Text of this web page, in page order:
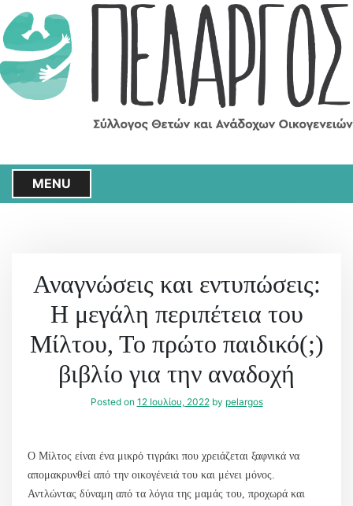
k
p
t
MENU
Αναγνώσεις και εντυπώσεις:
Η μεγάλη περιπέτεια του
Μίλτου, Το πρώτο παιδικό(;)
βιβλίο για την αναδοχή
Posted on 12 Ιουλίου, 2022by pelargos
Ο Μίλτος είναι ένα μικρό τιγράκι που χρειάζεται ξαφνικά να
απομακρυνθεί από την οικογένειά του και μένει μόνος.
Αντλώντας δύναμη από τα λόγια της μαμάς του, προχωρά και